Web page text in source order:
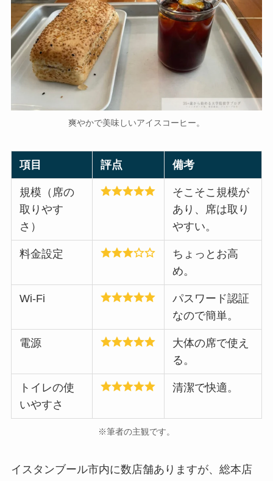
爽やかで美味しいアイスコーヒー。
項目 評点 備考
規模（席の
取りやす
さ）
そこそこ規模が
あり、席は取り
やすい。
料金設定
ちょっとお高
め。
Wi-Fi
パスワード認証
なので簡単。
電源
大体の席で使え
る。
トイレの使
いやすさ
清潔で快適。
※筆者の主観です。
イスタンブール市内に数店舗ありますが、総本店